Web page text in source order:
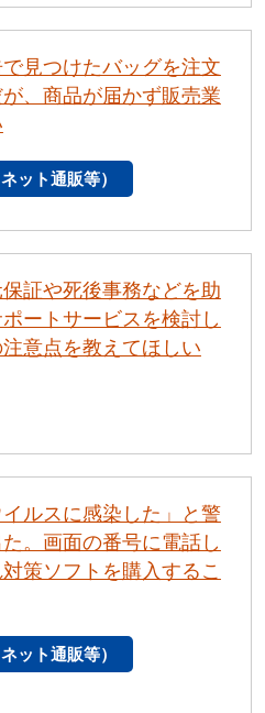
見つけたバッグを注文
、商品が届かず販売業
ット通販等）
証や死後事務などを助
ートサービスを検討し
意点を教えてほしい
ルスに感染した」と警
。画面の番号に電話し
策ソフトを購入するこ
ット通販等）